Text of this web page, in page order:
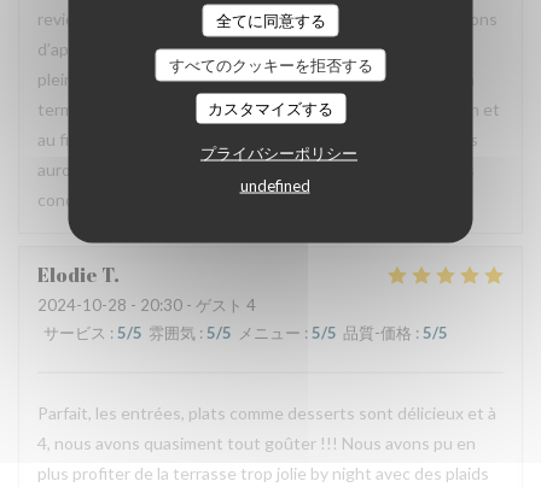
全てに同意する
すべてのクッキーを拒否する
カスタマイズする
プライバシーポリシー
undefined
reviennent au restaurant. De notre côté, nous nous refusons
d’appliquer ce genre de politique pour vous faire profiter
pleinement du restaurant. Nous allons d’ailleurs mettre un
terme à ce partenariat car celui-ci ne rempli pas sa fonction et
au final coûte cher au restaurant. Nous espérons que nous
aurons tout de même l’occasion de vous recevoir dans des
conditions plus agréables pour vous.
Elodie T
2024-10-28 - 20:30 - ゲスト 4
サービス : 5/5 雰囲気 : 5/5 メニュー : 5/5 品質-価格 : 5/5
Parfait, les entrées, plats comme desserts sont délicieux et à
4, nous avons quasiment tout goûter !!! Nous avons pu en
plus profiter de la terrasse trop jolie by night avec des plaids